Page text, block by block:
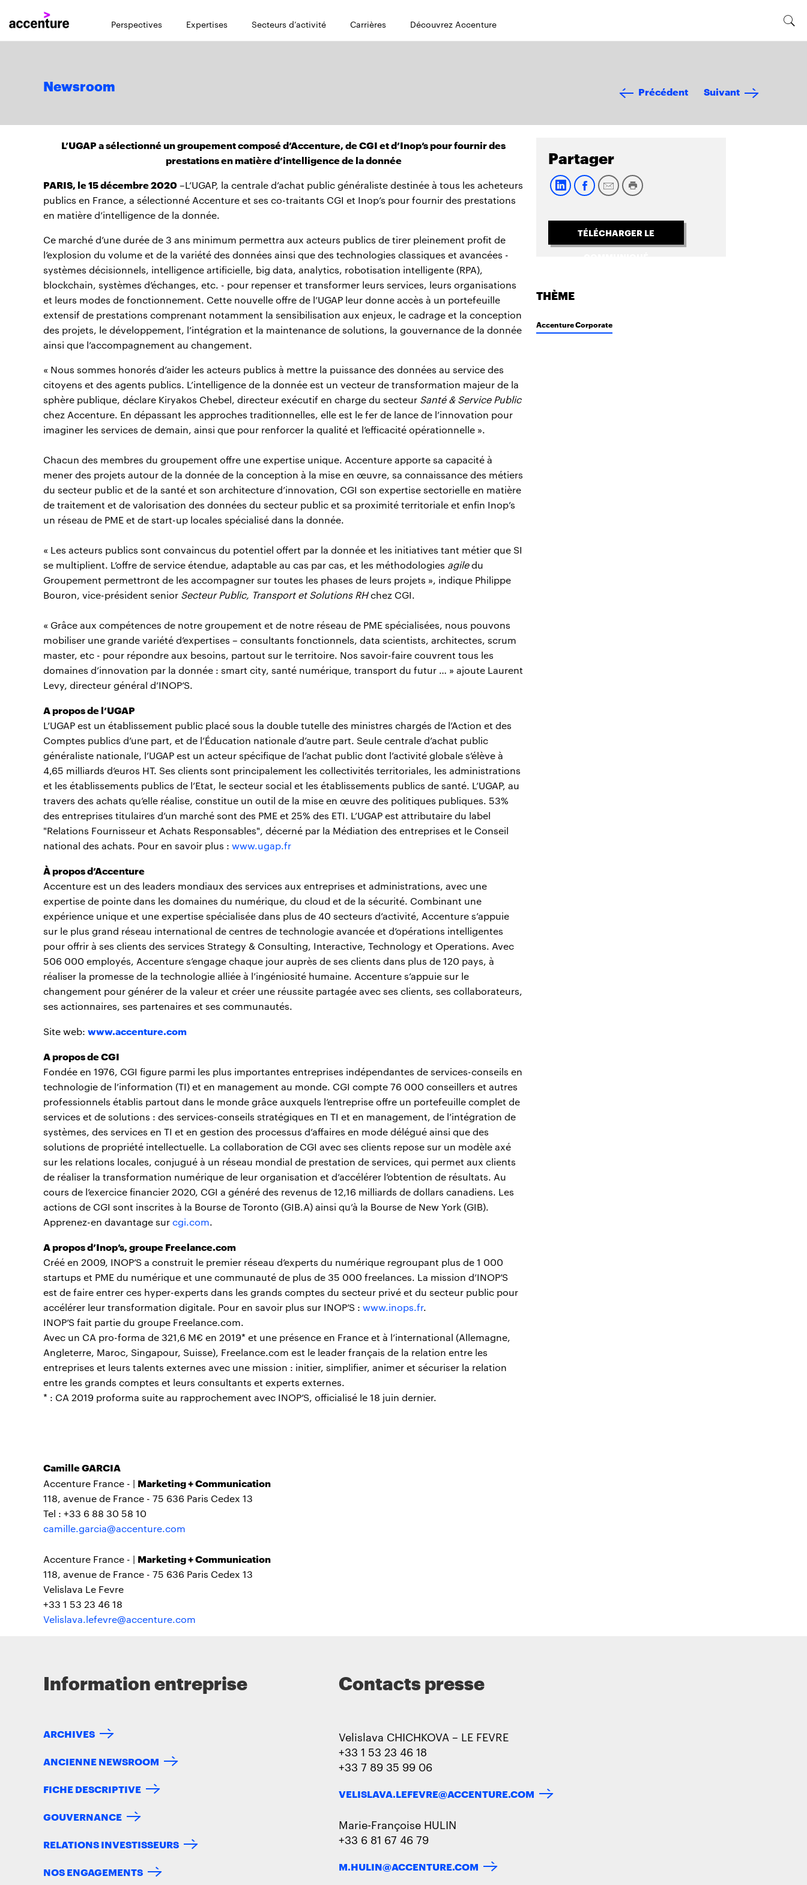
Perspectives Expertises Secteurs d’activité Carrières Découvrez Accenture
Newsroom Précédent Suivant
L’UGAP a sélectionné un groupement composé d’Accenture, de CGI et d’Inop’s pour fournir des
prestations en matière d’intelligence de la donnée
PARIS, le 15 décembre 2020–L’UGAP, la centrale d’achat public généraliste destinée à tous les acheteurs
publics en France, a sélectionné Accenture et ses co-traitants CGI et Inop’s pour fournir des prestations
en matière d’intelligence de la donnée.
Ce marché d’une durée de 3 ans minimum permettra aux acteurs publics de tirer pleinement profit de
l’explosion du volume et de la variété des données ainsi que des technologies classiques et avancées -
systèmes décisionnels, intelligence artificielle, big data, analytics, robotisation intelligente (RPA),
blockchain, systèmes d’échanges, etc. - pour repenser et transformer leurs services, leurs organisations
et leurs modes de fonctionnement. Cette nouvelle offre de l’UGAP leur donne accès à un portefeuille
extensif de prestations comprenant notamment la sensibilisation aux enjeux, le cadrage et la conception
des projets, le développement, l’intégration et la maintenance de solutions, la gouvernance de la donnée
ainsi que l’accompagnement au changement.
« Nous sommes honorés d’aider les acteurs publics à mettre la puissance des données au service des
citoyens et des agents publics. L’intelligence de la donnée est un vecteur de transformation majeur de la
sphère publique, déclare Kiryakos Chebel, directeur exécutif en charge du secteur Santé & Service Public
chez Accenture. En dépassant les approches traditionnelles, elle est le fer de lance de l’innovation pour
imaginer les services de demain, ainsi que pour renforcer la qualité et l’efficacité opérationnelle ».
Chacun des membres du groupement offre une expertise unique. Accenture apporte sa capacité à
mener des projets autour de la donnée de la conception à la mise en œuvre, sa connaissance des métiers
du secteur public et de la santé et son architecture d’innovation, CGI son expertise sectorielle en matière
de traitement et de valorisation des données du secteur public et sa proximité territoriale et enfin Inop’s
un réseau de PME et de start-up locales spécialisé dans la donnée.
« Les acteurs publics sont convaincus du potentiel offert par la donnée et les initiatives tant métier que SI
se multiplient. L’offre de service étendue, adaptable au cas par cas, et les méthodologies agiledu
Groupement permettront de les accompagner sur toutes les phases de leurs projets », indique Philippe
Bouron, vice-président senior Secteur Public, Transport et Solutions RHchez CGI.
« Grâce aux compétences de notre groupement et de notre réseau de PME spécialisées, nous pouvons
mobiliser une grande variété d’expertises – consultants fonctionnels, data scientists, architectes, scrum
master, etc - pour répondre aux besoins, partout sur le territoire. Nos savoir-faire couvrent tous les
domaines d’innovation par la donnée : smart city, santé numérique, transport du futur … » ajoute Laurent
Levy, directeur général d’INOP’S.
A propos de l’UGAP
L’UGAP est un établissement public placé sous la double tutelle des ministres chargés de l’Action et des
Comptes publics d’une part, et de l’Éducation nationale d’autre part. Seule centrale d’achat public
généraliste nationale, l’UGAP est un acteur spécifique de l’achat public dont l’activité globale s’élève à
4,65 milliards d’euros HT. Ses clients sont principalement les collectivités territoriales, les administrations
et les établissements publics de l’Etat, le secteur social et les établissements publics de santé. L’UGAP, au
travers des achats qu’elle réalise, constitue un outil de la mise en œuvre des politiques publiques. 53%
des entreprises titulaires d’un marché sont des PME et 25% des ETI. L’UGAP est attributaire du label
"Relations Fournisseur et Achats Responsables", décerné par la Médiation des entreprises et le Conseil
national des achats. Pour en savoir plus : www.ugap.fr
À propos d’Accenture
Accenture est un des leaders mondiaux des services aux entreprises et administrations, avec une
expertise de pointe dans les domaines du numérique, du cloud et de la sécurité. Combinant une
expérience unique et une expertise spécialisée dans plus de 40 secteurs d’activité, Accenture s’appuie
sur le plus grand réseau international de centres de technologie avancée et d’opérations intelligentes
pour offrir à ses clients des services Strategy & Consulting, Interactive, Technology et Operations. Avec
506 000 employés, Accenture s’engage chaque jour auprès de ses clients dans plus de 120 pays, à
réaliser la promesse de la technologie alliée à l’ingéniosité humaine. Accenture s’appuie sur le
changement pour générer de la valeur et créer une réussite partagée avec ses clients, ses collaborateurs,
ses actionnaires, ses partenaires et ses communautés.
Site web: www.accenture.com
A propos de CGI
Fondée en 1976, CGI figure parmi les plus importantes entreprises indépendantes de services-conseils en
technologie de l’information (TI) et en management au monde. CGI compte 76 000 conseillers et autres
professionnels établis partout dans le monde grâce auxquels l’entreprise offre un portefeuille complet de
services et de solutions : des services-conseils stratégiques en TI et en management, de l’intégration de
systèmes, des services en TI et en gestion des processus d’affaires en mode délégué ainsi que des
solutions de propriété intellectuelle. La collaboration de CGI avec ses clients repose sur un modèle axé
sur les relations locales, conjugué à un réseau mondial de prestation de services, qui permet aux clients
de réaliser la transformation numérique de leur organisation et d’accélérer l’obtention de résultats. Au
cours de l’exercice financier 2020, CGI a généré des revenus de 12,16 milliards de dollars canadiens. Les
actions de CGI sont inscrites à la Bourse de Toronto (GIB.A) ainsi qu’à la Bourse de New York (GIB).
Apprenez-en davantage surcgi.com.
A propos d’Inop’s, groupe Freelance.com
Créé en 2009, INOP’S a construit le premier réseau d’experts du numérique regroupant plus de 1 000
startups et PME du numérique et une communauté de plus de 35 000 freelances. La mission d’INOP’S
est de faire entrer ces hyper-experts dans les grands comptes du secteur privé et du secteur public pour
accélérer leur transformation digitale. Pour en savoir plus sur INOP’S : www.inops.fr.
INOP’S fait partie du groupe Freelance.com.
Avec un CA pro-forma de 321,6 M€ en 2019* et une présence en France et à l’international (Allemagne,
Angleterre, Maroc, Singapour, Suisse), Freelance.com est le leader français de la relation entre les
entreprises et leurs talents externes avec une mission : initier, simplifier, animer et sécuriser la relation
entre les grands comptes et leurs consultants et experts externes.
* : CA 2019 proforma suite au rapprochement avec INOP’S, officialisé le 18 juin dernier.
Camille GARCIA
Accenture France - | Marketing + Communication
118, avenue de France - 75 636 Paris Cedex 13
Tel : +33 6 88 30 58 10
camille.garcia@accenture.com
Accenture France - | Marketing + Communication
118, avenue de France - 75 636 Paris Cedex 13
Velislava Le Fevre
+33 1 53 23 46 18
Velislava.lefevre@accenture.com
Partager
TÉLÉCHARGER LE
THÈME
Accenture Corporate
Information entreprise
ARCHIVES
ANCIENNE NEWSROOM
FICHE DESCRIPTIVE
GOUVERNANCE
RELATIONS INVESTISSEURS
NOS ENGAGEMENTS
Contacts presse
Velislava CHICHKOVA – LE FEVRE
+33 1 53 23 46 18
+33 7 89 35 99 06
VELISLAVA.LEFEVRE@ACCENTURE.COM
Marie-Françoise HULIN
+33 6 81 67 46 79
M.HULIN@ACCENTURE.COM